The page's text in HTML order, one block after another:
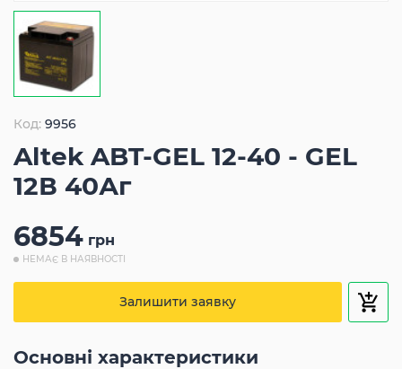
Код: 9956
Altek ABT-GEL 12-40 - GEL
12В 40Аг
6854 грн
НЕМАЄ В НАЯВНОСТІ
Залишити заявку
Основні характеристики